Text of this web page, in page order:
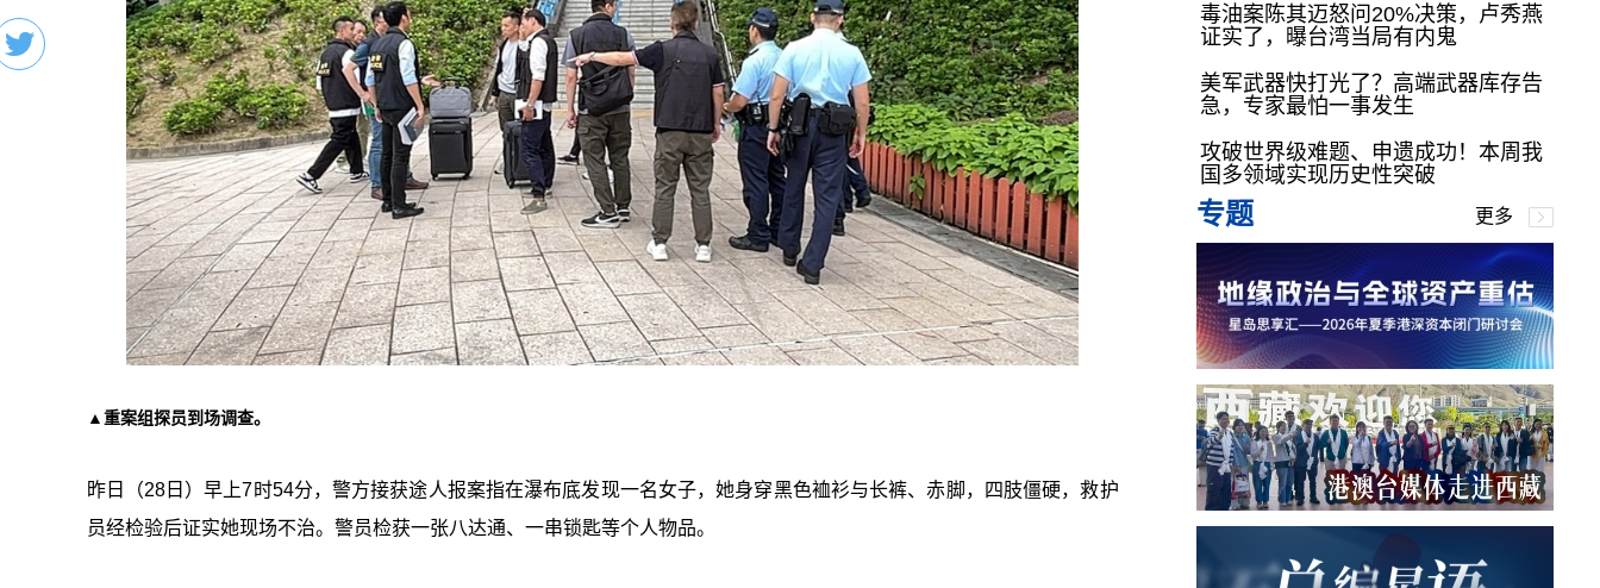
▲重案组探员到场调查。
昨日（28日）早上7时54分，警方接获途人报案指在瀑布底发现一名女子，她身穿黑色裇衫与长裤、赤脚，四肢僵硬，救护
员经检验后证实她现场不治。警员检获一张八达通、一串锁匙等个人物品。
毒油案陈其迈怒问20%决策，卢秀燕
证实了，曝台湾当局有内鬼
美军武器快打光了？高端武器库存告
急，专家最怕一事发生
攻破世界级难题、申遗成功！本周我
国多领域实现历史性突破
专题 更多